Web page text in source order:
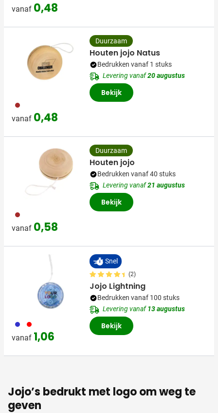
vanaf 0,48
945
vanaf 0,48
Duurzaam
Houten jojo Natus
Bedrukken vanaf 1 stuks
Levering vanaf20 augustus
Bekijk
945
vanaf 0,58
Duurzaam
Houten jojo
Bedrukken vanaf 40 stuks
Levering vanaf21 augustus
Bekijk
023 008
vanaf 1,06
Snel
(2)
Jojo Lightning
Bedrukken vanaf 100 stuks
Levering vanaf13 augustus
Bekijk
Jojo’s bedrukt met logo om weg te
geven